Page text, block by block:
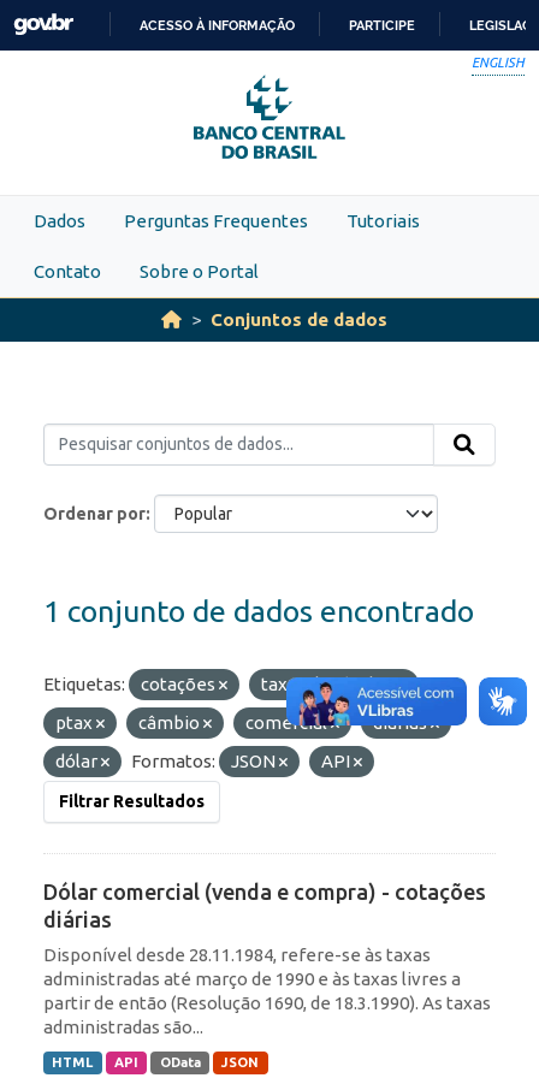
Skip to main content
PARA
O
CONTEÚDO
ACESSO À INFORMAÇÃO PARTICIPE
ENGLISH
Dados Perguntas Frequentes Tutoriais
Contato Sobre o Portal
Conjuntos de dados
Ordenar por
1 conjunto de dados encontrado
Etiquetas: cotações
taxas de câmbio
ptax
câmbio comercial
diárias
dólar
Formatos: JSON API
Filtrar Resultados
Dólar comercial (venda e compra) - cotações
diárias
Disponível desde 28.11.1984, refere-se às taxas
administradas até março de 1990 e às taxas livres a
partir de então (Resolução 1690, de 18.3.1990). As taxas
administradas são...
HTML API OData JSON